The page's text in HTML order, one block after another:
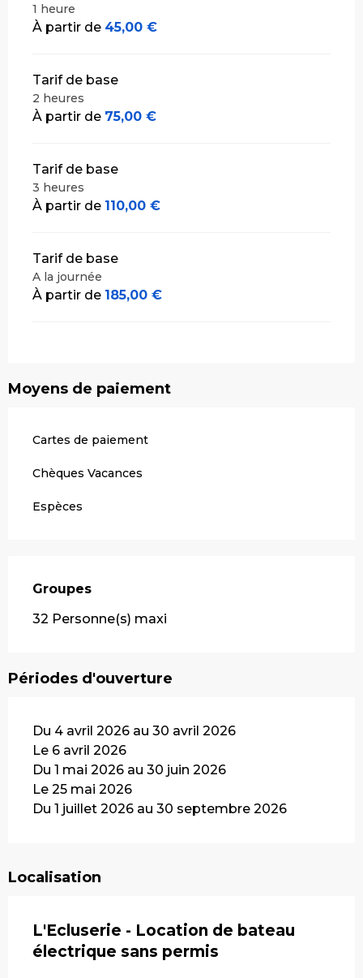
1 heure
À partir de 45,00 €
Tarif de base
2 heures
À partir de 75,00 €
Tarif de base
3 heures
À partir de 110,00 €
Tarif de base
A la journée
À partir de 185,00 €
Moyens de paiement
Cartes de paiement
Chèques Vacances
Espèces
Groupes
Groupes
32 Personne(s) maxi
Périodes d'ouverture
Du 4 avril 2026 au 30 avril 2026
Le 6 avril 2026
Du 1 mai 2026 au 30 juin 2026
Le 25 mai 2026
Du 1 juillet 2026 au 30 septembre 2026
Localisation
L'Ecluserie - Location de bateau
électrique sans permis